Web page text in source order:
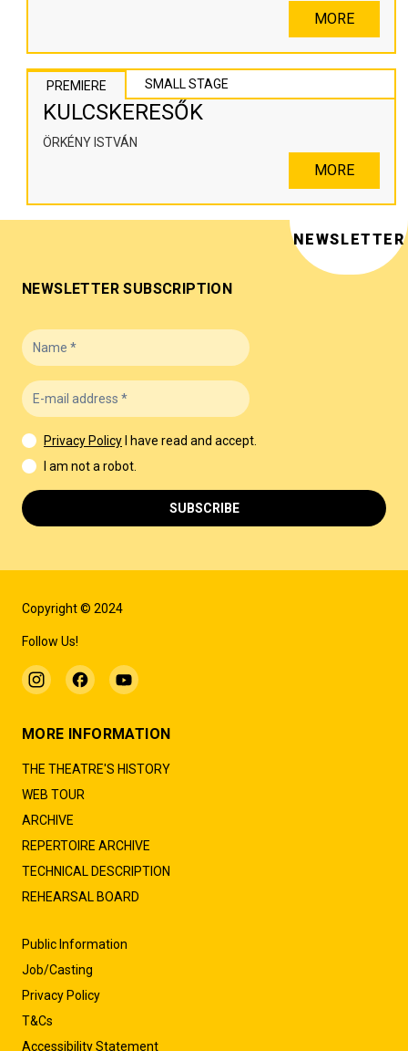
MORE
PREMIERE SMALL STAGE
KULCSKERESŐK
ÖRKÉNY ISTVÁN
MORE
Copyright © 2024
Follow Us!
MORE INFORMATION
THE THEATRE'S HISTORY
WEB TOUR
ARCHIVE
REPERTOIRE ARCHIVE
TECHNICAL DESCRIPTION
REHEARSAL BOARD
Public Information
Job/Casting
Privacy Policy
T&Cs
Accessibility Statement
NEWSLETTER
NEWSLETTER SUBSCRIPTION
Privacy Policy
I have read and accept.
I am not a robot.
SUBSCRIBE